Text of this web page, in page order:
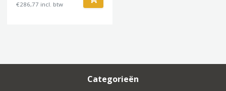
€286,77 incl. btw
Categorieën